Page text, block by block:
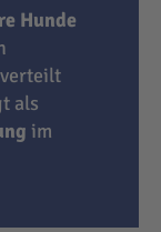
Hunde
als
im